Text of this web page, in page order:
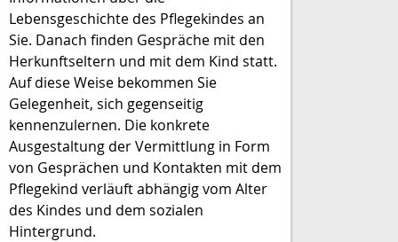
Lebensgeschichte des Pflegekindes an
Sie. Danach finden Gespräche mit den
Herkunftseltern und mit dem Kind statt.
Auf diese Weise bekommen Sie
Gelegenheit, sich gegenseitig
kennenzulernen. Die konkrete
Ausgestaltung der Vermittlung in Form
von Gesprächen und Kontakten mit dem
Pflegekind verläuft abhängig vom Alter
des Kindes und dem sozialen
Hintergrund.